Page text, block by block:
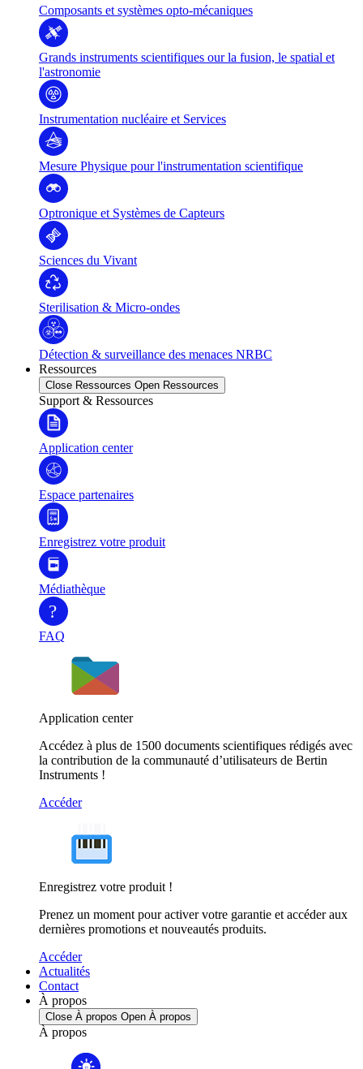
Composants et systèmes opto-mécaniques
Grands instruments scientifiques our la fusion, le spatial et
l'astronomie
Instrumentation nucléaire et Services
Mesure Physique pour l'instrumentation scientifique
Optronique et Systèmes de Capteurs
Sciences du Vivant
Sterilisation & Micro-ondes
Détection & surveillance des menaces NRBC
Ressources
Close Ressources Open Ressources
Support & Ressources
Application center
Espace partenaires
Enregistrez votre produit
Médiathèque
?
FAQ
Application center
Accédez à plus de 1500 documents scientifiques rédigés avec
la contribution de la communauté d’utilisateurs de Bertin
Instruments !
Accéder
Enregistrez votre produit !
Prenez un moment pour activer votre garantie et accéder aux
dernières promotions et nouveautés produits.
Accéder
Actualités
Contact
À propos
Close À propos Open À propos
À propos